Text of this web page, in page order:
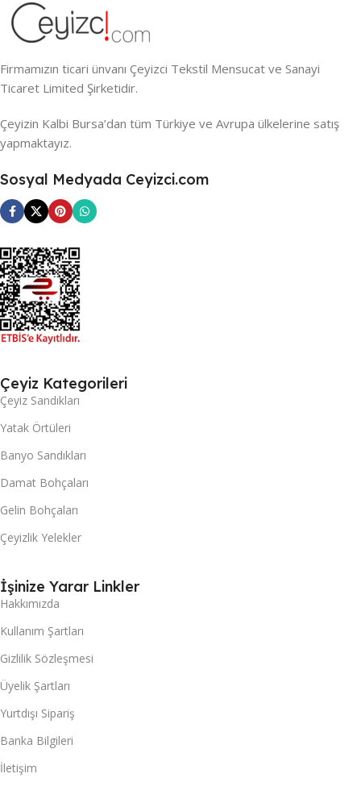
Firmamızın ticari ünvanı Çeyizci Tekstil Mensucat ve Sanayi
Ticaret Limited Şirketidir.
Çeyizin Kalbi Bursa’dan tüm Türkiye ve Avrupa ülkelerine satış
yapmaktayız.
Sosyal Medyada Ceyizci.com
Çeyiz Kategorileri
Çeyiz Sandıkları
Yatak Örtüleri
Banyo Sandıkları
Damat Bohçaları
Gelin Bohçaları
Çeyizlik Yelekler
İşinize Yarar Linkler
Hakkımızda
Kullanım Şartları
Gizlilik Sözleşmesi
Üyelik Şartları
Yurtdışı Sipariş
Banka Bilgileri
İletişim